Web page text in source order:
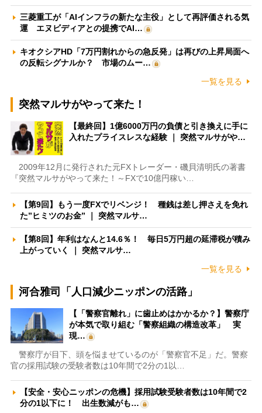
三菱重工が「AIインフラの新たな主役」として再評価される気
運 エヌビディアとの提携でAI…
キオクシアHD「7万円割れからの急反発」は再びの上昇局面へ
の反転シグナルか？ 市場のムー…
一覧を見る
突然マルサがやって来た！
【最終回】1億6000万円の負債と引き換えに手に
入れたプライスレスな経験 ｜ 突然マルサがや…
2009年12月に発行された元FXトレーダー・磯貝清明氏の著書
『突然マルサがやって来た！～FXで10億円稼い…
【第9回】もう一度FXでリベンジ！ 種銭は差し押さえを免れ
た”ヒミツのお金” ｜ 突然マルサ…
【第8回】年利はなんと14.6％！ 毎日5万円超の延滞税が積み
上がっていく ｜ 突然マルサ…
一覧を見る
河合雅司「人口減少ニッポンの活路」
【「警察官離れ」に歯止めはかかるか？】警察庁
が本気で取り組む「警察組織の構造改革」 実
現…
警察庁が目下、頭を悩ませているのが「警察官不足」だ。警察
官の採用試験の受験者数は10年間で2分の1以…
【安全・安心ニッポンの危機】採用試験受験者数は10年間で2
分の1以下に！ 出生数減がも…